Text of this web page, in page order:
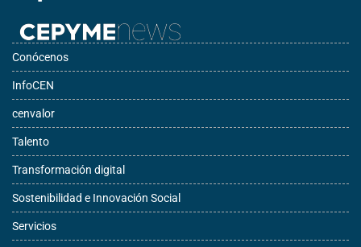
Conócenos
InfoCEN
cenvalor
Talento
Transformación digital
Sostenibilidad e Innovación Social
Servicios